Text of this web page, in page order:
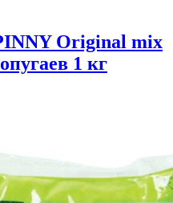
Original mix
1 кг